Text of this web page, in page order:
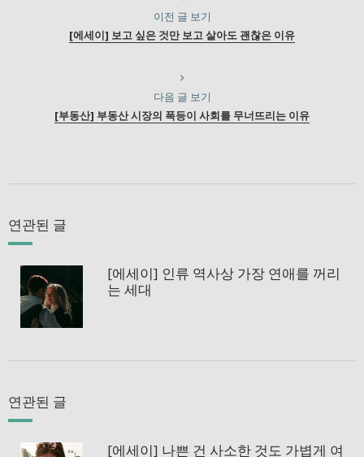
이전 글 보기
[에세이] 보고 싶은 것만 보고 살아도 괜찮은 이유
다음 글 보기
[부동산] 부동산 시장의 폭등이 사회를 무너뜨리는 이유
연관된 글
[에세이] 인류 역사상 가장 연애를 꺼리
는 세대
연관된 글
[에세이] 나쁜 건 사소한 것도 가볍게 여